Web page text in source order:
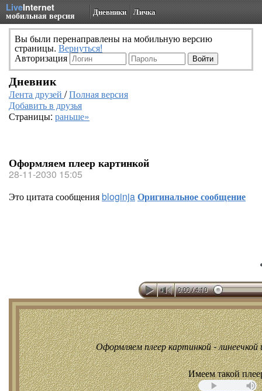
LiveInternet
мобильная версия Дневники Личка
Вы были перенаправлены на мобильную версию
страницы. Вернуться!
Авторизация
Дневник
Лента друзей /Полная версия
Добавить в друзья
Страницы: раньше»
Оформляем плеер картинкой
28-11-2030 15:05
Это цитата сообщенияbloginjaОригинальное сообщение
Оформляем плеер картинкой - линеечкой
Имеем такой